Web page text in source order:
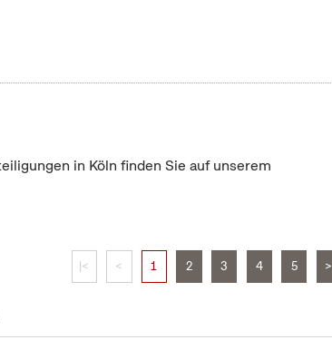
in Köln finden Sie auf unserem
|< < 1 2 3 4 5 >